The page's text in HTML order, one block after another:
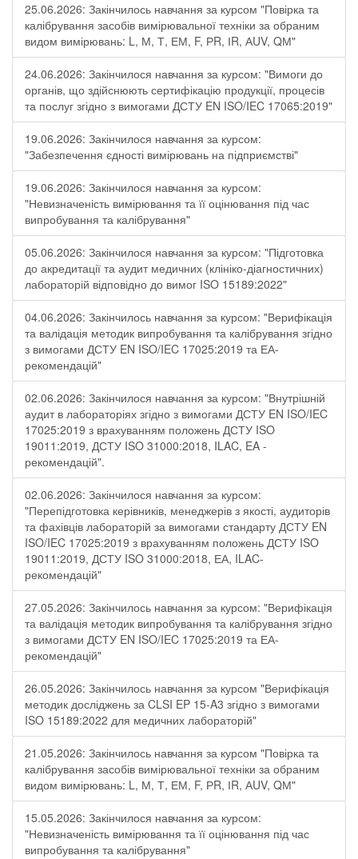
25.06.2026: Закінчилось навчання за курсом "Повірка та
калібрування засобів вимірювальної техніки за обраним
видом вимірювань: L, М, Т, ЕМ, F, РR, ІR, АUV, QМ"
24.06.2026: Закінчилося навчання за курсом: "Вимоги до
органів, що здійснюють сертифікацію продукції, процесів
та послуг згідно з вимогами ДСТУ EN ISO/IEC 17065:2019"
19.06.2026: Закінчилося навчання за курсом:
"Забезпечення єдності вимірювань на підприємстві"
19.06.2026: Закінчилося навчання за курсом:
"Невизначеність вимірювання та її оцінювання під час
випробування та калібрування"
05.06.2026: Закінчилося навчання за курсом: "Підготовка
до акредитації та аудит медичних (клініко-діагностичних)
лабораторій відповідно до вимог ISO 15189:2022"
04.06.2026: Закінчилось навчання за курсом: "Верифікація
та валідація методик випробування та калібрування згідно
з вимогами ДСТУ EN ISO/IEC 17025:2019 та ЕА-
рекомендацій"
02.06.2026: Закінчилося навчання за курсом: "Внутрішній
аудит в лабораторіях згідно з вимогами ДСТУ EN ISO/IEC
17025:2019 з врахуванням положень ДСТУ ISO
19011:2019, ДСТУ ISO 31000:2018, ILAC, EA -
рекомендацій".
02.06.2026: Закінчилося навчання за курсом:
"Перепідготовка керівників, менеджерів з якості, аудиторів
та фахівців лабораторій за вимогами стандарту ДСТУ EN
ISO/IEC 17025:2019 з врахуванням положень ДСТУ ISO
19011:2019, ДСТУ ISO 31000:2018, ЕА, ILAC-
рекомендацій"
27.05.2026: Закінчилось навчання за курсом: "Верифікація
та валідація методик випробування та калібрування згідно
з вимогами ДСТУ EN ISO/IEC 17025:2019 та ЕА-
рекомендацій"
26.05.2026: Закінчилось навчання за курсом "Верифікація
методик досліджень за CLSI EP 15-A3 згідно з вимогами
ISO 15189:2022 для медичних лабораторій"
21.05.2026: Закінчилось навчання за курсом "Повірка та
калібрування засобів вимірювальної техніки за обраним
видом вимірювань: L, М, Т, ЕМ, F, РR, ІR, АUV, QМ"
15.05.2026: Закінчилося навчання за курсом:
"Невизначеність вимірювання та її оцінювання під час
випробування та калібрування"